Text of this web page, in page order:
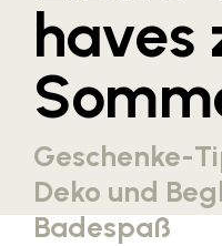
Amazon Web
Artweger
AustroCel Hallein
Blaguss
Bundesverband
Cineplexx
haves
Geschenke-
Deko und
Badespaß